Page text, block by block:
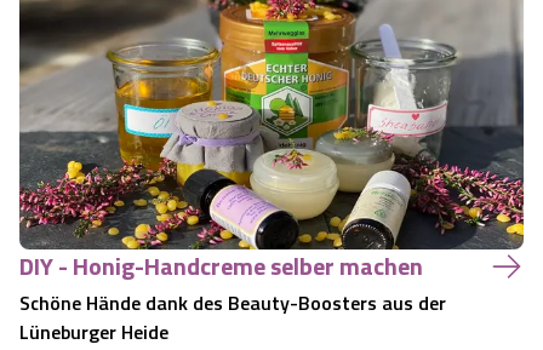
DIY - Honig-Handcreme selber machen
Schöne Hände dank des Beauty-Boosters aus der
Lüneburger Heide